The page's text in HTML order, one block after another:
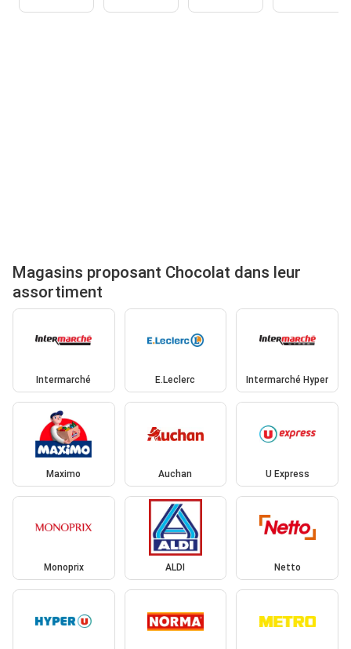
Magasins proposant Chocolat dans leur
assortiment
Intermarché E.Leclerc Intermarché Hyper
Maximo Auchan U Express
Monoprix ALDI Netto